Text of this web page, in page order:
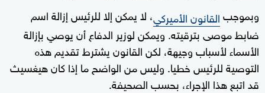
وبموجبالقانون الأميركي، لا يمكن إلا للرئيس إزالة اسم
ضابط موصى بترقيته. ويمكن لوزير الدفاع أن يوصي بإزالة
الأسماء لأسباب وجيهة، لكن القانون يشترط تقديم هذه
التوصية للرئيس خطيا. وليس من الواضح ما إذا كان هيغسيث
قد اتبع هذا الإجراء، بحسب الصحيفة.